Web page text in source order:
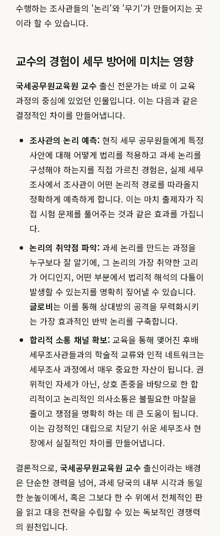
수행하는 조사관들의 '논리'와 '무기'가 만들어지는 곳
이라 할 수 있습니다.
교수의 경험이 세무 방어에 미치는 영향
국세공무원교육원 교수 출신 전문가는 바로 이 교육
과정의 중심에 있었던 인물입니다. 이는 다음과 같은
결정적인 차이를 만들어냅니다.
조사관의 논리 예측: 현직 세무 공무원들에게 특정
사안에 대해 어떻게 법리를 적용하고 과세 논리를
구성해야 하는지를 직접 가르친 경험은, 실제 세무
조사에서 조사관이 어떤 논리적 경로를 따라올지
정확하게 예측하게 합니다. 이는 마치 출제자가 직
접 시험 문제를 풀어주는 것과 같은 효과를 가집니
다.
논리의 취약점 파악: 과세 논리를 만드는 과정을
누구보다 잘 알기에, 그 논리의 가장 취약한 고리
가 어디인지, 어떤 부분에서 법리적 해석의 다툼이
발생할 수 있는지를 명확히 짚어낼 수 있습니다.
글로비는 이를 통해 상대방의 공격을 무력화시키
는 가장 효과적인 반박 논리를 구축합니다.
합리적 소통 채널 확보: 교육을 통해 맺어진 후배
세무조사관들과의 학술적 교류와 인적 네트워크는
세무조사 과정에서 매우 중요한 자산이 됩니다. 권
위적인 자세가 아닌, 상호 존중을 바탕으로 한 합
리적이고 논리적인 의사소통은 불필요한 마찰을
줄이고 쟁점을 명확히 하는 데 큰 도움이 됩니다.
이는 감정적인 대립으로 치닫기 쉬운 세무조사 현
장에서 실질적인 차이를 만들어냅니다.
결론적으로, 국세공무원교육원 교수 출신이라는 배경
은 단순한 경력을 넘어, 과세 당국의 내부 시각과 동일
한 눈높이에서, 혹은 그보다 한 수 위에서 전체적인 판
을 읽고 대응 전략을 수립할 수 있는 독보적인 경쟁력
의 원천입니다.